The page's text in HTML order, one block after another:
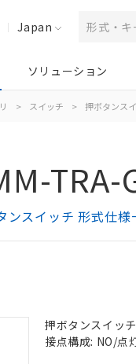
Japan
ソリューション
> スイッチ > 押ボタンス
TRA-
スイッチ 形式仕様
押ボタンスイッ
接点構成: NO/点